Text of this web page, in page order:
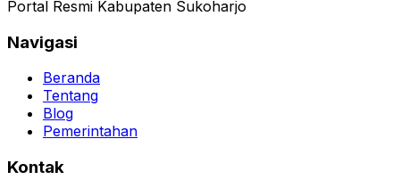
Portal Resmi Kabupaten Sukoharjo
Navigasi
Beranda
Tentang
Blog
Pemerintahan
Kontak